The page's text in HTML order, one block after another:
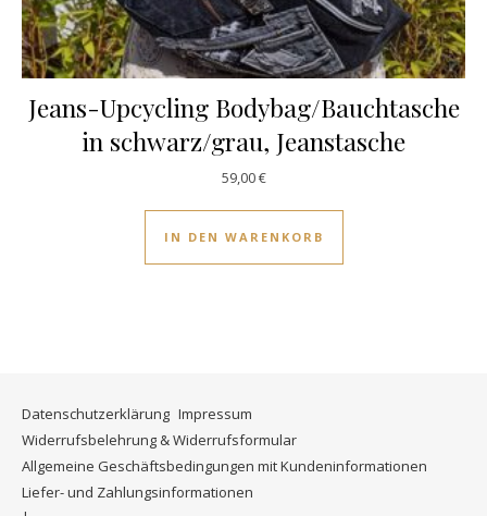
Jeans-Upcycling Bodybag/Bauchtasche
in schwarz/grau, Jeanstasche
59,00€
IN DEN WARENKORB
Datenschutzerklärung Impressum
Widerrufsbelehrung & Widerrufsformular
Allgemeine Geschäftsbedingungen mit Kundeninformationen
Liefer- und Zahlungsinformationen